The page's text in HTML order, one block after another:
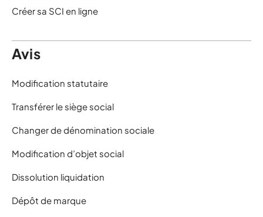
Créer sa SCI en ligne
Avis
Modification statutaire
Transférer le siège social
Changer de dénomination sociale
Modification d’objet social
Dissolution liquidation
Dépôt de marque